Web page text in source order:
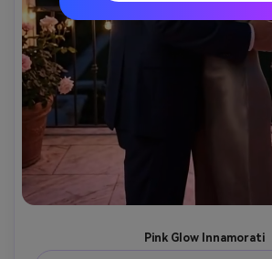
Pink Glow Innamorati